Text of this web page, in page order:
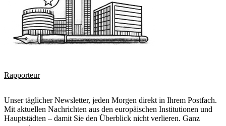
Rapporteur
Unser täglicher Newsletter, jeden Morgen direkt in Ihrem Postfach.
Mit aktuellen Nachrichten aus den europäischen Institutionen und
Hauptstädten – damit Sie den Überblick nicht verlieren. Ganz